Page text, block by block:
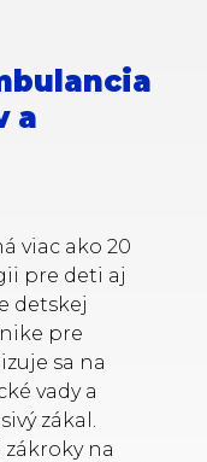
a
viac ako 20
pre deti aj
detskej
pre
sa na
vady a
zákal.
na